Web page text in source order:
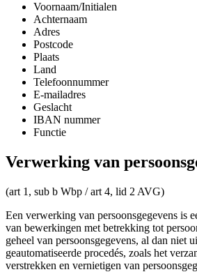
Voornaam/Initialen
Achternaam
Adres
Postcode
Plaats
Land
Telefoonnummer
E-mailadres
Geslacht
IBAN nummer
Functie
Verwerking van
(art 1, sub b Wbp / art 4, lid 2 AVG)
Een verwerking van persoonsgegevens is
van bewerkingen met betrekking tot
geheel van persoonsgegevens, al dan niet
geautomatiseerde procedés, zoals het
verstrekken en vernietigen van